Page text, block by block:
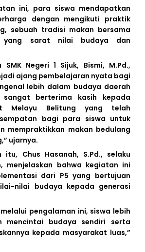
ini, para siswa mendapatkan
dengan mengikuti praktik
sebuah tradisi makan bersama
yang sarat nilai budaya dan
SMK Negeri 1 Sijuk, Bismi, M.Pd.,
ajang pembelajaran nyata bagi
lebih dalam budaya daerah
sangat berterima kasih kepada
Melayu Belitung yang telah
bagi para siswa untuk
mempraktikkan makan bedulang
ujarnya.
itu, Chus Hasanah, S.Pd., selaku
menjelaskan bahwa kegiatan ini
dari P5 yang bertujuan
nilai budaya kepada generasi
pengalaman ini, siswa lebih
mencintai budaya sendiri serta
kepada masyarakat luas,”